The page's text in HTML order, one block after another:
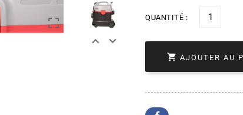



QUANTITÉ :
 AJOUTER AU